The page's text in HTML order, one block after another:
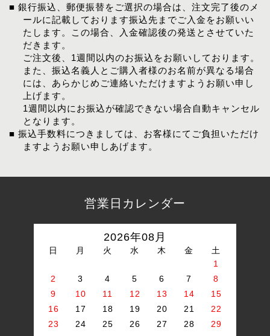
■ 銀行振込、郵便振替をご選択の場合は、注文完了後のメ
ールに記載しております振込先までご入金をお願いい
たします。この場合、入金確認後の発送とさせていた
だきます。
ご注文後、1週間以内のお振込をお願いしております。
また、振込名義人とご購入者様のお名前が異なる場合
には、あらかじめご連絡いただけますようお願い申し
上げます。
1週間以内にお振込が確認できない場合自動キャンセル
となります。
■ 振込手数料につきましては、お客様にてご負担いただけ
ますようお願い申しあげます。
営業日カレンダー
2026年08月
日 月 火 水 木 金
土
1
2
3 4 5 6 7
8
9
10 11 12 13 14
15
16
17 18 19 20 21
22
23
24 25 26 27 28
29